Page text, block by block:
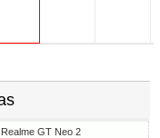
Realme GT Neo 2